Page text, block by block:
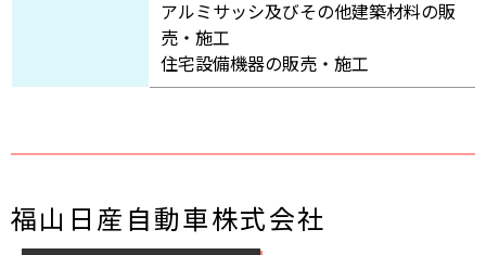
アルミサッシ及びその他建築材料の販
売・施工
住宅設備機器の販売・施工
福山日産自動車株式会社